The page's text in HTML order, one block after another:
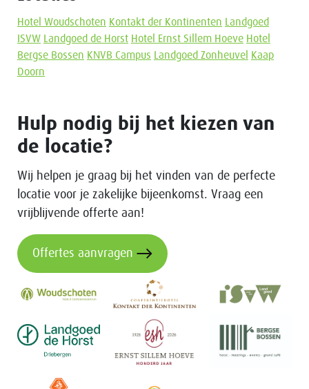
Hotel Woudschoten Kontakt der Kontinenten
Landgoed
ISVW
Landgoed de Horst Hotel Ernst Sillem Hoeve Hotel
Bergse Bossen KNVB Campus Landgoed Zonheuvel
Kaap
Doorn
Hulp nodig bij het kiezen van
de locatie?
Wij helpen je graag bij het vinden van de perfecte
locatie voor je zakelijke bijeenkomst. Vraag een
vrijblijvende offerte aan!
Offertes aanvragen